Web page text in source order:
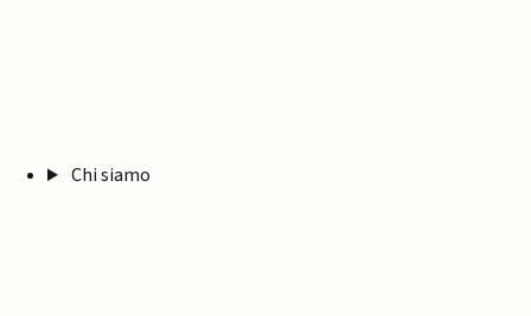
Chi siamo